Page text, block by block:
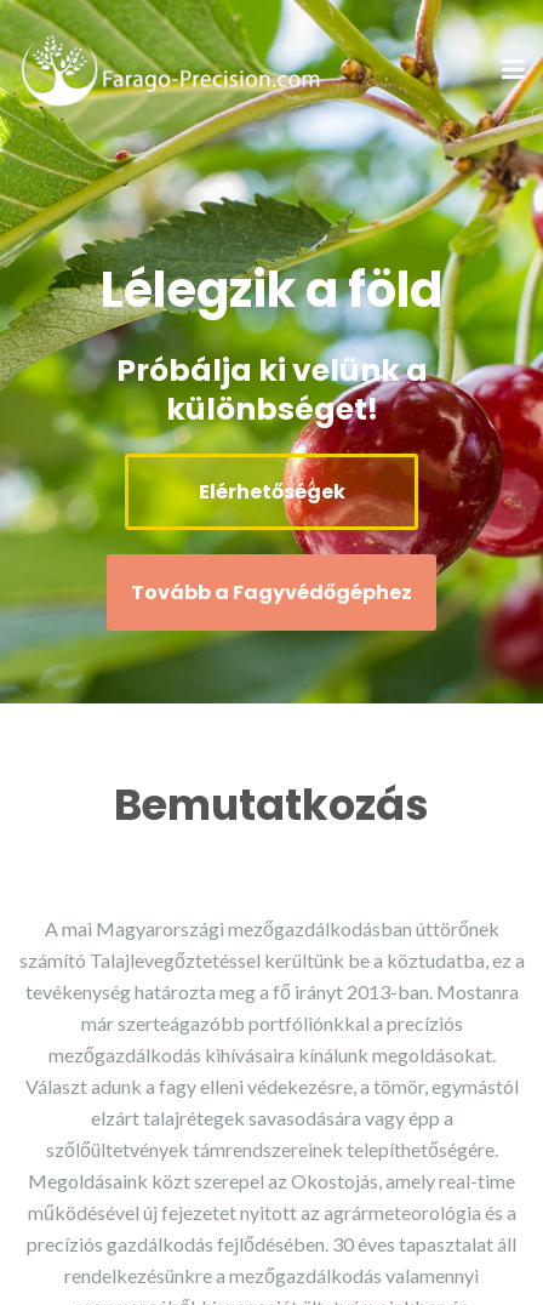
Lélegzik a föld
Próbálja ki velünk a
különbséget!
Elérhetőségek
Tovább a Fagyvédőgéphez
Bemutatkozás
A mai Magyarországi mezőgazdálkodásban úttörőnek
számító Talajlevegőztetéssel kerültünk be a köztudatba, ez a
tevékenység határozta meg a főirányt 2013-ban. Mostanra
már szerteágazóbb portfóliónkkal a precíziós
mezőgazdálkodás kihívásaira kínálunk megoldásokat.
Választ adunk a fagy elleni védekezésre, a tömör, egymástól
elzárt talajrétegek savasodására vagy épp a
szőlőültetvények támrendszereinek telepíthetőségére.
Megoldásaink közt szerepel az Okostojás, amely real-time
működésével új fejezetet nyitott az agrármeteorológia és a
precíziós gazdálkodás fejlődésében. 30 éves tapasztalat áll
rendelkezésünkre a mezőgazdálkodás valamennyi